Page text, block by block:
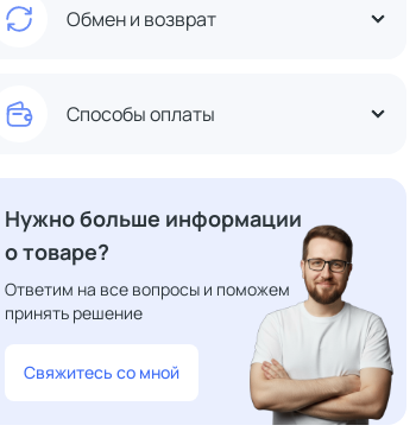
Обмен и возврат
Способы оплаты
Нужно больше информации
о товаре?
Ответим на все вопросы и поможем
принять решение
Свяжитесь со мной